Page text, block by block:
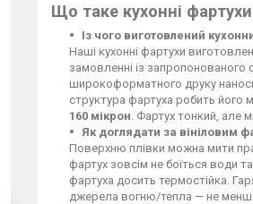
Що таке кухонні
Із чого виготовлений
Наші кухонні фартухи
замовленні із
широкоформатного друку
структура фартуха робить його
160 мікрон . Фартух тонкий, але
Як доглядати за вініловим
Поверхню плівки можна мити
фартух зовсім не боїться води
фартуха досить термостійка.
джерела вогню/тепла — не